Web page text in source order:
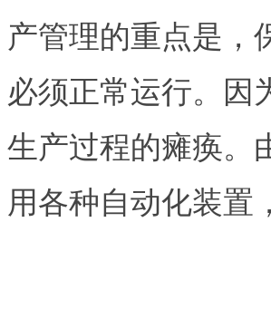
产管理的重点是，
必须正常运行。因
生产过程的瘫痪。
用各种自动化装置